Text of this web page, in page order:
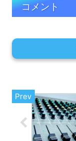
コメント